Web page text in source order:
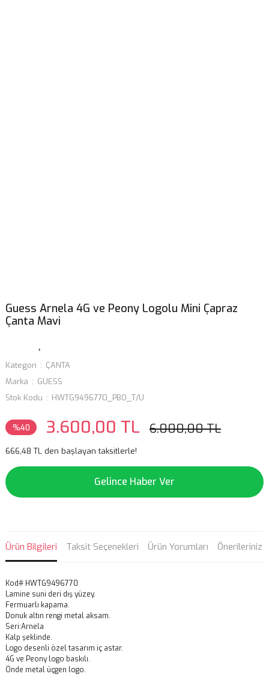
Guess Arnela 4G ve Peony Logolu Mini Çapraz
Çanta Mavi
Kategori
ÇANTA
Marka
GUESS
Stok Kodu
HWTG9496770_PBO_T/U
%40 3.600,00 TL 6.000,00 TL
666,48 TL den başlayan taksitlerle!
Gelince Haber Ver
Ürün Bilgileri Taksit Seçenekleri Ürün Yorumları Önerileriniz
Kod# HWTG9496770
Lamine suni deri dış yüzey.
Fermuarlı kapama.
Donuk altın rengi metal aksam.
Seri:Arnela
Kalp şeklinde.
Logo desenli özel tasarım iç astar.
4G ve Peony logo baskılı.
Önde metal üçgen logo.